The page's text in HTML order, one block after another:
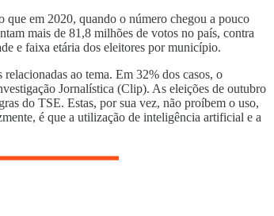
que em 2020, quando o número chegou a pouco
mais de 81,8 milhões de votos no país, contra
e faixa etária dos eleitores por município.
ao tema. Em 32% dos casos, o
Jornalística (Clip). As eleições de outubro
do TSE. Estas, por sua vez, não proíbem o uso,
é que a utilização de inteligência artificial e a